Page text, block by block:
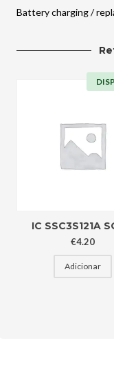
Battery charging /
IC SSC3S121A
€4.20
Adicionar